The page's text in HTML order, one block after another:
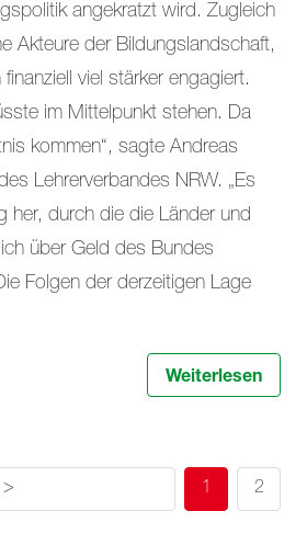
angekratzt wird. Zugleich
Akteure der Bildungslandschaft,
viel stärker engagiert.
im Mittelpunkt stehen. Da
kommen“, sagte Andreas
Lehrerverbandes NRW. „Es
her, durch die die Länder und
über Geld des Bundes
Folgen der derzeitigen Lage
Weiterlesen
> 1 2